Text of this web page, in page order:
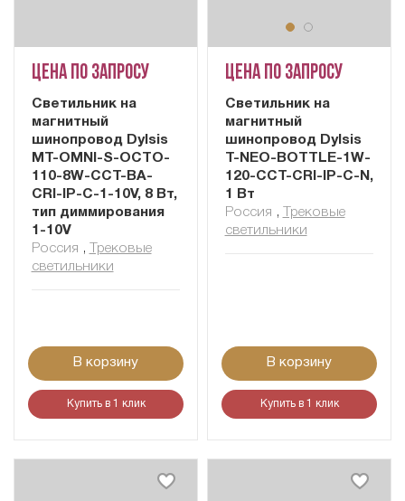
Цена по запросу
Cветильник на
магнитный
шинопровод Dylsis
MT-OMNI-S-OCTO-
110-8W-CCT-BA-
CRI-IP-C-1-10V, 8 Вт,
тип диммирования
1-10V
Россия ,
Трековые
светильники
В корзину
Купить в 1 клик
Цена по запросу
Светильник на
магнитный
шинопровод Dylsis
T-NEO-BOTTLE-1W-
120-CCT-CRI-IP-C-N,
1 Вт
Россия ,
Трековые
светильники
В корзину
Купить в 1 клик